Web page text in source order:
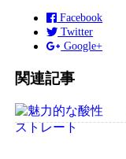
Facebook
Twitter
Google+
関連記事